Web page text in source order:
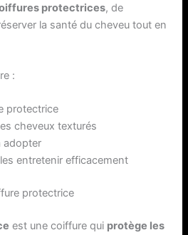
protectrices, de
la santé du cheveu tout en
:
protectrice
cheveux texturés
adopter
entretenir efficacement
protectrice
est une coiffure qui protège les